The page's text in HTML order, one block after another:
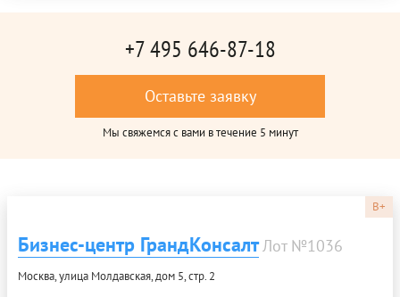
+7 495 646-87-18
Оставьте заявку
Мы свяжемся с вами в течение 5 минут
B+
Бизнес-центр ГрандКонсалтЛот №1036
Москва, улица Молдавская, дом 5, стр. 2